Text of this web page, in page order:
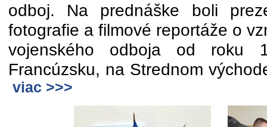
odboj. Na prednáške boli
fotografie a filmové reportáže o
vojenského odboja od roku
Francúzsku, na Strednom
viac >>>